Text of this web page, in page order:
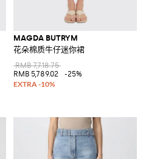
MAGDA BUTRYM
花朵棉质牛仔迷你裙
RMB 7,718.75
RMB 5,789.02
-25%